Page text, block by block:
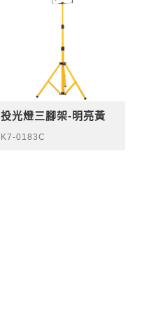
投光燈三腳架-明亮黃
K7-0183C